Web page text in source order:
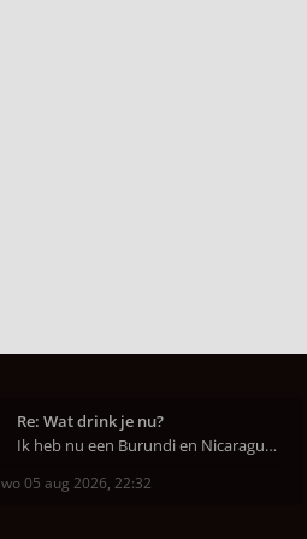
Re: Wat drink je nu?
Ik heb nu een Burundi en Nicaragua van het hoofdkw
wo 05 aug 2026, 22:32